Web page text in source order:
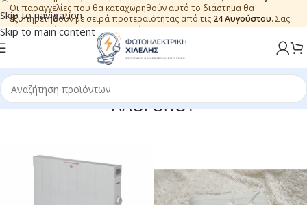
Skip to navigation
Skip to main content
Οι παραγγελίες που θα καταχωρηθούν αυτό το διάστημα θα
εξυπηρετηθούν με σειρά προτεραιότητας από τις 24 Αυγούστου. Σας
ευχαριστούμε για την εμπιστοσύνη.
ΑΛΟΓΟΝΟΥ